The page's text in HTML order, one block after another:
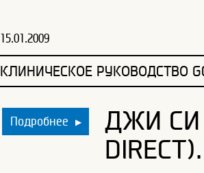
15.01.2009
КЛИНИЧЕСКОЕ РУКОВОДСТВО GC
Подробнее ▶
ДЖИ СИ